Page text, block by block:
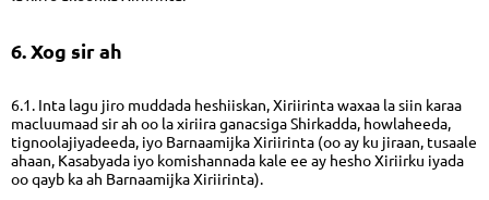
6. Xog sir ah
6.1. Inta lagu jiro muddada heshiiskan, Xiriirinta waxaa la siin karaa
macluumaad sir ah oo la xiriira ganacsiga Shirkadda, howlaheeda,
tignoolajiyadeeda, iyo Barnaamijka Xiriirinta (oo ay ku jiraan, tusaale
ahaan, Kasabyada iyo komishannada kale ee ay hesho Xiriirku iyada
oo qayb ka ah Barnaamijka Xiriirinta).